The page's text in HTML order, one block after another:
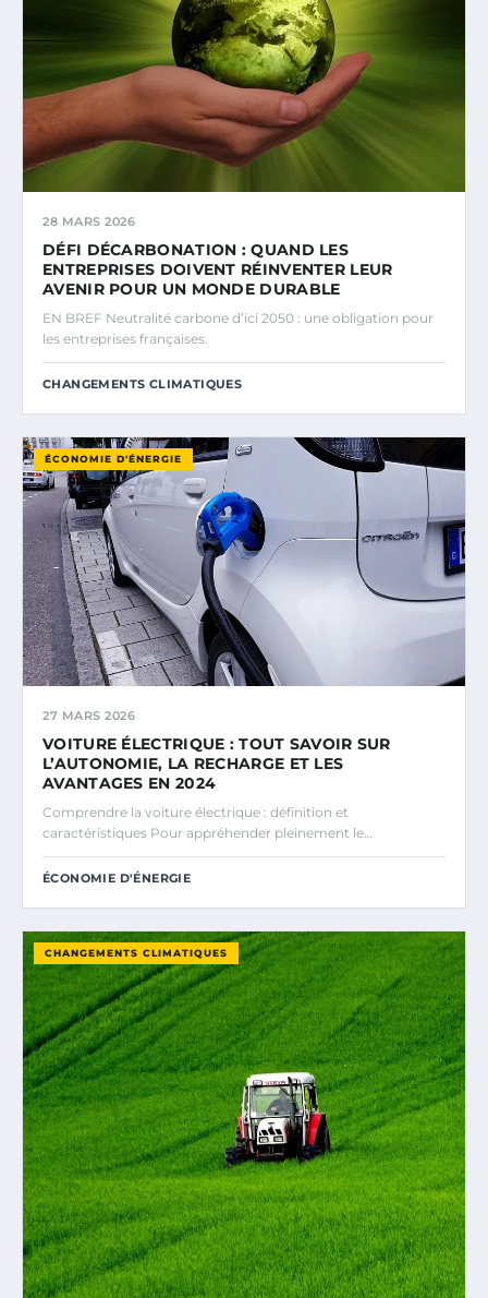
28 MARS 2026
DÉFI DÉCARBONATION : QUAND LES
ENTREPRISES DOIVENT RÉINVENTER LEUR
AVENIR POUR UN MONDE DURABLE
EN BREF Neutralité carbone d’ici 2050 : une obligation pour
les entreprises françaises.
CHANGEMENTS CLIMATIQUES
ÉCONOMIE D'ÉNERGIE
27 MARS 2026
VOITURE ÉLECTRIQUE : TOUT SAVOIR SUR
L’AUTONOMIE, LA RECHARGE ET LES
AVANTAGES EN 2024
Comprendre la voiture électrique : définition et
caractéristiques Pour appréhender pleinement le…
ÉCONOMIE D'ÉNERGIE
CHANGEMENTS CLIMATIQUES